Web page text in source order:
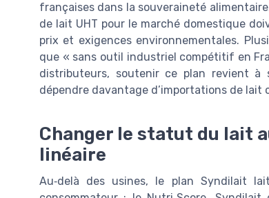
françaises dans la souveraineté
de lait UHT pour le marché domestique
prix et exigences environnementales.
que « sans outil industriel compétitif en
distributeurs, soutenir ce plan revient à
dépendre davantage d’importations de
Changer le statut du lait
linéaire
Au‑delà des usines, le plan Syndilait